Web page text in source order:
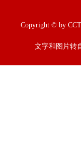
Copyright © by
文字和图片转